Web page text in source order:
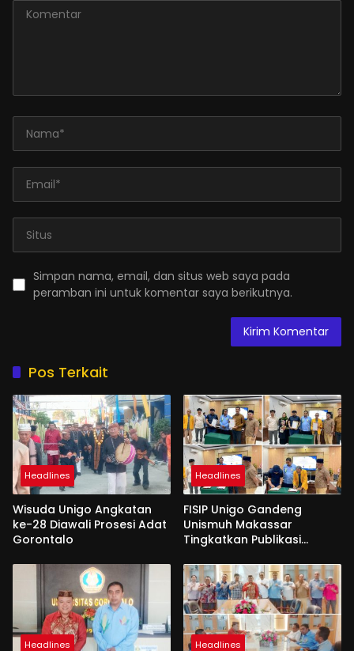
Simpan nama, email, dan situs web saya pada
peramban ini untuk komentar saya berikutnya.
Pos Terkait
Headlines
Wisuda Unigo Angkatan
ke-28 Diawali Prosesi Adat
Gorontalo
Headlines
FISIP Unigo Gandeng
Unismuh Makassar
Tingkatkan Publikasi
Headlines Headlines